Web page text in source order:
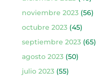
noviembre 2023(56)
octubre 2023(45)
septiembre 2023(65)
agosto 2023(50)
julio 2023(55)